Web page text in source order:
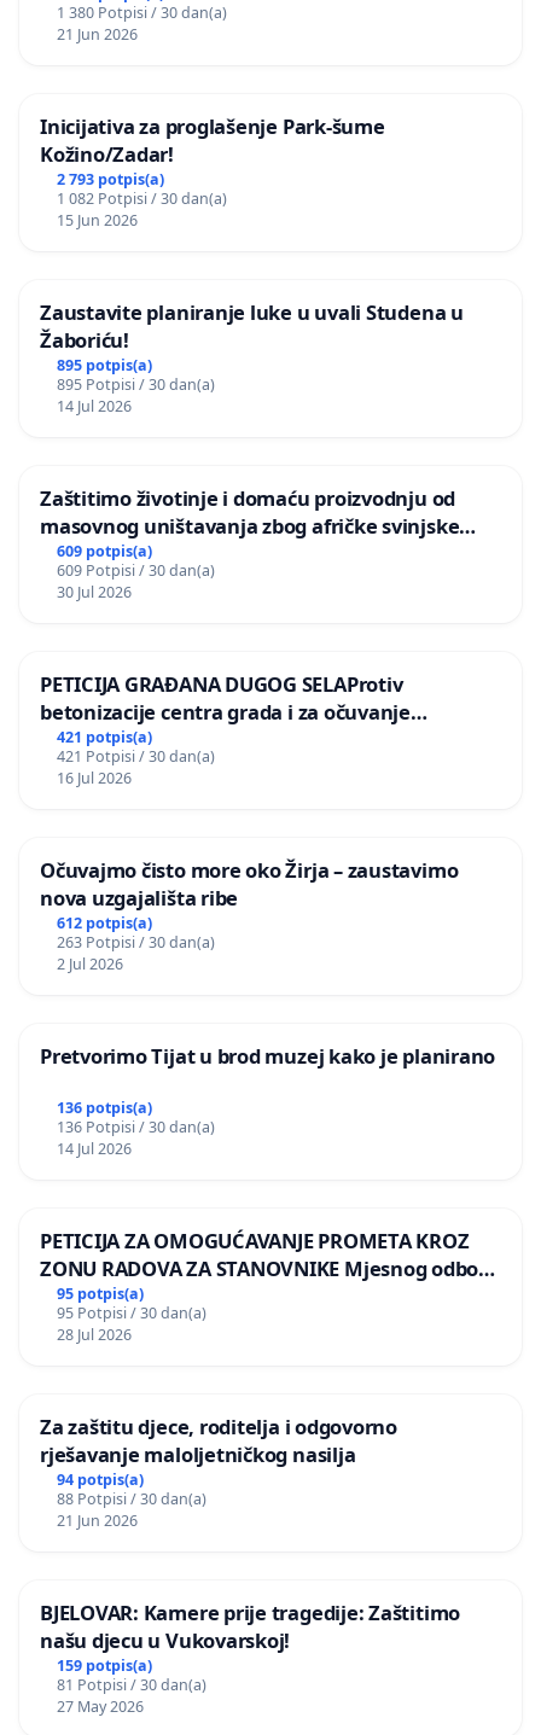
1 380 Potpisi / 30 dan(a)
21 Jun 2026
Inicijativa za proglašenje Park-šume
Kožino/Zadar!
2 793 potpis(a)
1 082 Potpisi / 30 dan(a)
15 Jun 2026
Zaustavite planiranje luke u uvali Studena u
Žaboriću!
895 potpis(a)
895 Potpisi / 30 dan(a)
14 Jul 2026
Zaštitimo životinje i domaću proizvodnju od
masovnog uništavanja zbog afričke svinjske
kuge
609 potpis(a)
609 Potpisi / 30 dan(a)
30 Jul 2026
PETICIJA GRAĐANA DUGOG SELAProtiv
betonizacije centra grada i za očuvanje
postojećih zelenih površina i odraslih stabala pri
donošenju izmjena urbanističkog plana
421 potpis(a)
421 Potpisi / 30 dan(a)
16 Jul 2026
Očuvajmo čisto more oko Žirja – zaustavimo
nova uzgajališta ribe
612 potpis(a)
263 Potpisi / 30 dan(a)
2 Jul 2026
Pretvorimo Tijat u brod muzej kako je planirano
136 potpis(a)
136 Potpisi / 30 dan(a)
14 Jul 2026
PETICIJA ZA OMOGUĆAVANJE PROMETA KROZ
ZONU RADOVA ZA STANOVNIKE Mjesnog odbora
Kamensko i Lemić Brdo
95 potpis(a)
95 Potpisi / 30 dan(a)
28 Jul 2026
Za zaštitu djece, roditelja i odgovorno
rješavanje maloljetničkog nasilja
94 potpis(a)
88 Potpisi / 30 dan(a)
21 Jun 2026
BJELOVAR: Kamere prije tragedije: Zaštitimo
našu djecu u Vukovarskoj!
159 potpis(a)
81 Potpisi / 30 dan(a)
27 May 2026